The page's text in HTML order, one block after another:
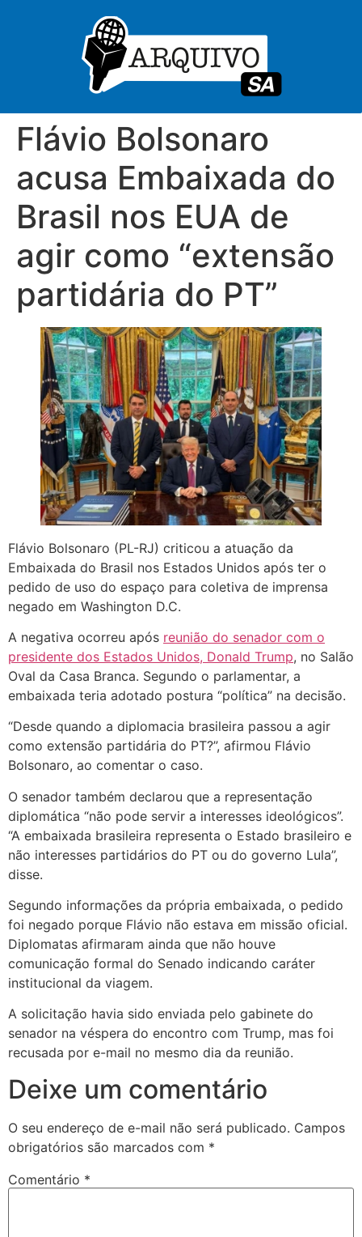
Flávio Bolsonaro
acusa Embaixada do
Brasil nos EUA de
agir como “extensão
partidária do PT”
Flávio Bolsonaro (PL-RJ) criticou a atuação da
Embaixada do Brasil nos Estados Unidos após ter o
pedido de uso do espaço para coletiva de imprensa
negado em Washington D.C.
A negativa ocorreu após reunião do senador com o
presidente dos Estados Unidos, Donald Trump, no Salão
Oval da Casa Branca. Segundo o parlamentar, a
embaixada teria adotado postura “política” na decisão.
“Desde quando a diplomacia brasileira passou a agir
como extensão partidária do PT?”, afirmou Flávio
Bolsonaro, ao comentar o caso.
O senador também declarou que a representação
diplomática “não pode servir a interesses ideológicos”.
“A embaixada brasileira representa o Estado brasileiro e
não interesses partidários do PT ou do governo Lula”,
disse.
Segundo informações da própria embaixada, o pedido
foi negado porque Flávio não estava em missão oficial.
Diplomatas afirmaram ainda que não houve
comunicação formal do Senado indicando caráter
institucional da viagem.
A solicitação havia sido enviada pelo gabinete do
senador na véspera do encontro com Trump, mas foi
recusada por e-mail no mesmo dia da reunião.
Deixe um comentário
O seu endereço de e-mail não será publicado. Campos
obrigatórios são marcados com *
Comentário *